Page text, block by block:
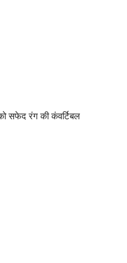
सफेद रंग की कंवर्टिबल